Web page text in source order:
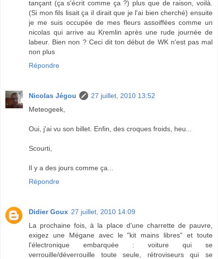
tançant (ça s'écrit comme ça ?) plus que de raison, voilà.
(Si mon fils lisait ça il dirait que je l'ai bien cherché) ensuite
je me suis occupée de mes fleurs assoiffées comme un
nicolas qui arrive au Kremlin après une rude journée de
labeur. Bien non ? Ceci dit ton début de WK n'est pas mal
non plus
Répondre
Nicolas Jégou
27 juillet, 2010 13:52
Meteogeek,
Oui, j'ai vu son billet. Enfin, des croques froids, heu...
Scourti,
Il y a des jours comme ça...
Répondre
Didier Goux 27 juillet, 2010 14:09
La prochaine fois, à la place d'une charrette de pauvre,
exigez une Mégane avec le "kit mains libres" et toute
l'électronique embarquée : voiture qui se
verrouille/déverrouille toute seule, rétroviseurs qui se